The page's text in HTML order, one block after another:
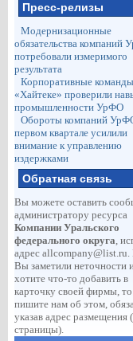
Пресс-релизы
Модернизационные
обязательства компаний
потребовали измеримого
результата
Корпоративные
«Хайтеке» проверили
промышленности УрФО
Обороты компаний
первом квартале усилили
внимание к управлению
издержками
Обратная связь
Вы можете оставить
администратору ресурса
Компании Уральского
федерального округа,
адрес allcompany@list.ru.
Вы заметили неточности
хотите что-то добавить в
карточку своей фирмы, то
пишите нам об этом,
указав адрес размещения
страницы).